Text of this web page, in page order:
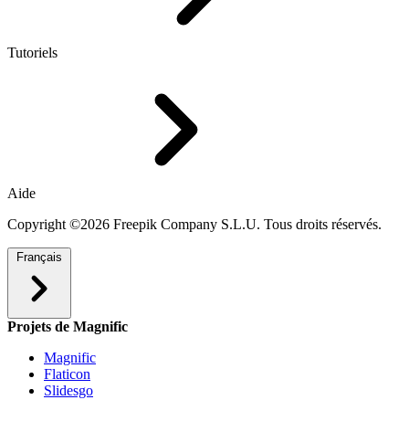
Tutoriels
Aide
Copyright ©2026 Freepik Company S.L.U. Tous droits réservés.
Français
Projets de Magnific
Magnific
Flaticon
Slidesgo